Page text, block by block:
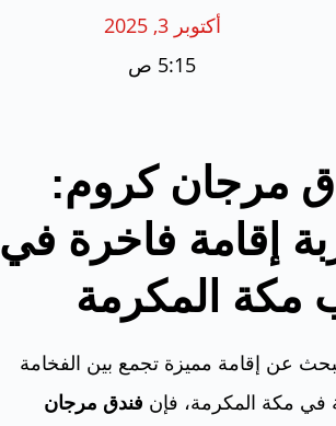
أكتوبر 3, 2025
5:15 ص
مرجان كروم:
إقامة فاخرة في
مكة المكرمة
عن إقامة مميزة تجمع بين الفخامة
في مكة المكرمة، فإن فندق مرجان